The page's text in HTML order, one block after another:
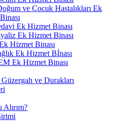
ve Çocuk Hastalıkları Ek
Ek Hizmet Binası
Ek Hizmet Binası
Hizmet Binası
Ek Hizmet Bİnası
Ek Hizmet Binası
ve Durakları
Alırım?